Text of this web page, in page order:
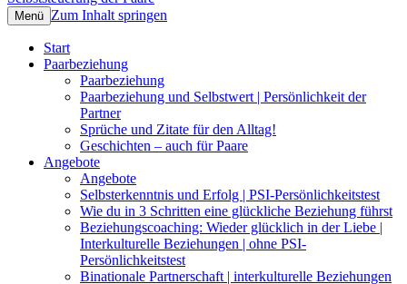
Kompetenzberaterin (PSI) –
Training ( ZRM®)
Paare
Menü Zum Inhalt springen
Start
Paarbeziehung
Paarbeziehung
Paarbeziehung und Selbstwert | Persönlichkeit der
Partner
Sprüche und Zitate für den Alltag!
Geschichten – auch für Paare
Angebote
Angebote
Selbsterkenntnis und Erfolg | PSI-Persönlichkeitstest
Wie du in 3 Schritten eine glückliche Beziehung führst
Beziehungscoaching: Wieder glücklich in der Liebe |
Interkulturelle Beziehungen | ohne PSI-
Persönlichkeitstest
Binationale Partnerschaft | interkulturelle Beziehungen